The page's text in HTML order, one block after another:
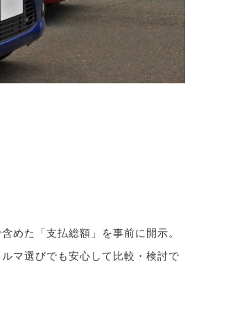
めた「支払総額」を事前に開示。
マ選びでも安心して比較・検討で